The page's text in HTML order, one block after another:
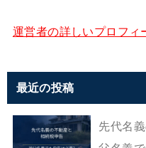
運営者の詳しいプロフィ
最近の投稿
先代名